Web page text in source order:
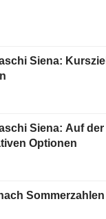
Siena: Kursziel
Siena: Auf der
Optionen
Sommerzahlen